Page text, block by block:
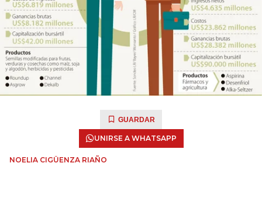
GUARDAR
UNIRSE A WHATSAPP
NOELIA CIGÜENZA RIAÑO